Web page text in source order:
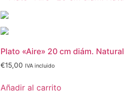
Plato «Aire» 20 cm diám. Natural
€15,00 IVA incluido
Añadir al carrito